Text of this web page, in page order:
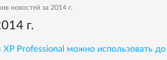
новостей за 2014 г.
г.
Professional можно использовать до